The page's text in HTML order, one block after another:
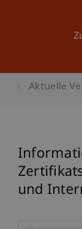
Aktuelle
und